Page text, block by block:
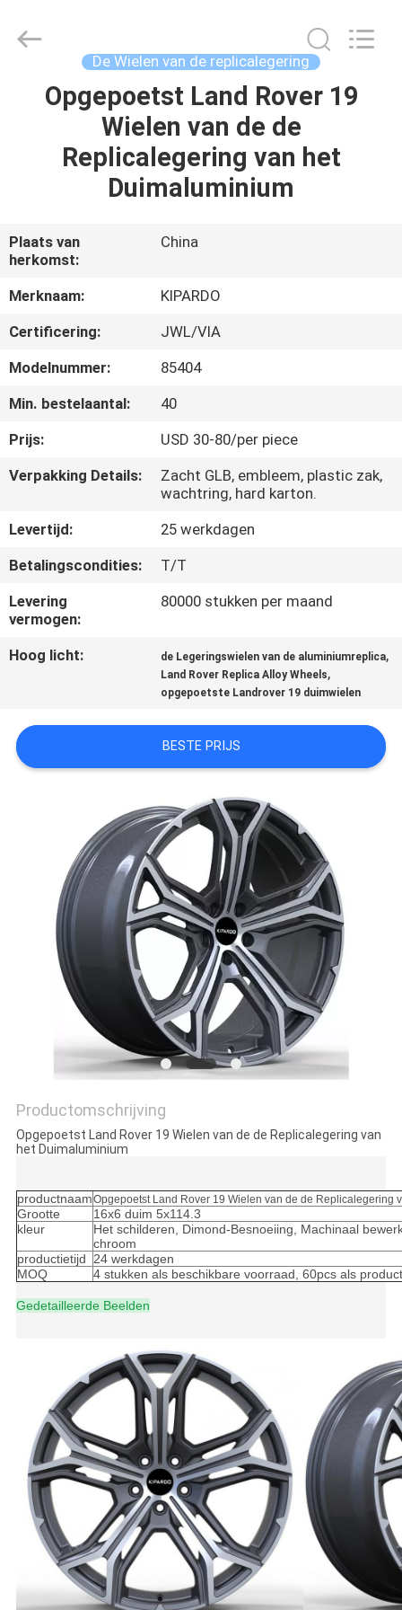
HUIS
PRODUCTEN
ONS
FABRIEKSREIS
KWALITEITSCONTROLE
CONTACTEER
ONS
OM
EEN
CITAAT
SITEMAP
POLICY
Co.,Ltd.
De Wielen van de replicalegering
Opgepoetst Land Rover 19
Wielen van de de
Replicalegering van het
Duimaluminium
Plaats van
herkomst:
China
Merknaam:
KIPARDO
Certificering:
JWL/VIA
Modelnummer:
85404
Min. bestelaantal:
40
Prijs:
USD 30-80/per piece
Verpakking Details:
Zacht GLB, embleem, plastic zak,
wachtring, hard karton.
Levertijd:
25 werkdagen
Betalingscondities:
T/T
Levering
vermogen:
80000 stukken per maand
Hoog licht: de Legeringswielen van de aluminiumreplica,
Land Rover Replica Alloy Wheels,
opgepoetste Landrover 19 duimwielen
BESTE PRIJS
Productomschrijving
Opgepoetst Land Rover 19 Wielen van de de Replicalegering van
het Duimaluminium
productnaamOpgepoetst Land Rover 19 Wielen van de de Replicalegering
Grootte
16x6 duim 5x114.3
kleur
Het schilderen, Dimond-Besnoeiing, Machinaal
chroom
productietijd 24 werkdagen
MOQ
4 stukken als beschikbare voorraad, 60pcs als
Gedetailleerde Beelden